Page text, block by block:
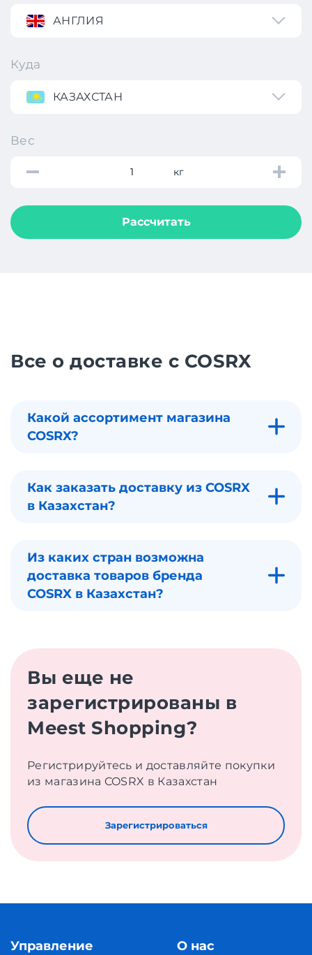
АНГЛИЯ
Куда
КАЗАХСТАН
Вес
кг
Рассчитать
Все о доставке с COSRX
Какой ассортимент магазина
COSRX?
Как заказать доставку из COSRX
в Казахстан?
Из каких стран возможна
доставка товаров бренда
COSRX в Казахстан?
Вы еще не
зарегистрированы в
Meest Shopping?
Регистрируйтесь и доставляйте покупки
из магазина COSRX в Казахстан
Зарегистрироваться
Управление
О нас